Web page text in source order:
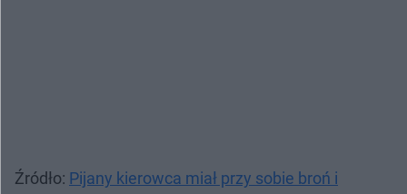
Źródło: Pijany kierowca miał przy sobie broń i